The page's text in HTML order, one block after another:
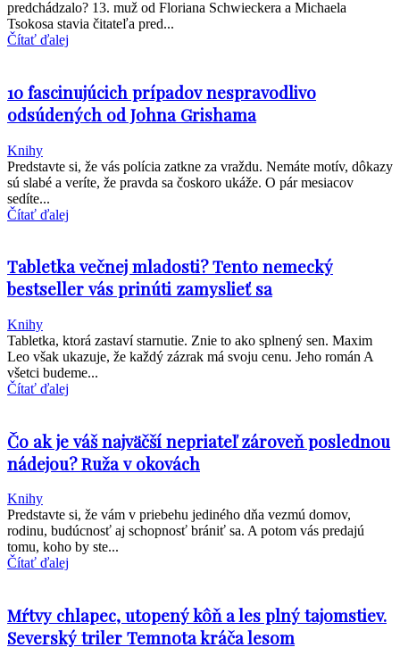
predchádzalo? 13. muž od Floriana Schwieckera a Michaela
Tsokosa stavia čitateľa pred...
Čítať ďalej
10 fascinujúcich prípadov nespravodlivo
odsúdených od Johna Grishama
Knihy
Predstavte si, že vás polícia zatkne za vraždu. Nemáte motív, dôkazy
sú slabé a veríte, že pravda sa čoskoro ukáže. O pár mesiacov
sedíte...
Čítať ďalej
Tabletka večnej mladosti? Tento nemecký
bestseller vás prinúti zamyslieť sa
Knihy
Tabletka, ktorá zastaví starnutie. Znie to ako splnený sen. Maxim
Leo však ukazuje, že každý zázrak má svoju cenu. Jeho román A
všetci budeme...
Čítať ďalej
Čo ak je váš najväčší nepriateľ zároveň poslednou
nádejou? Ruža v okovách
Knihy
Predstavte si, že vám v priebehu jediného dňa vezmú domov,
rodinu, budúcnosť aj schopnosť brániť sa. A potom vás predajú
tomu, koho by ste...
Čítať ďalej
Mŕtvy chlapec, utopený kôň a les plný tajomstiev.
Severský triler Temnota kráča lesom